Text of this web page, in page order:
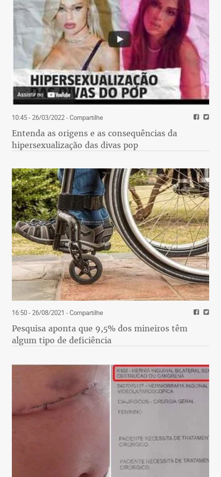
10:45 - 26/03/2022- Compartilhe
Entenda as origens e as consequências da
hipersexualização das divas pop
16:50 - 26/08/2021 - Compartilhe
Pesquisa aponta que 9,5% dos mineiros têm
algum tipo de deficiência